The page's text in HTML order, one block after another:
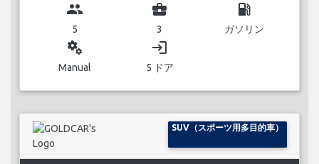
group
5
business_center
3
local_gas_station
ガソリン
miscellaneous_services
Manual
login
5 ドア
SUV（スポーツ用多目的車）